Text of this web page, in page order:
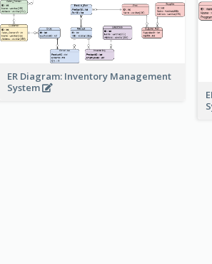
ER Diagram: Inventory Management
System